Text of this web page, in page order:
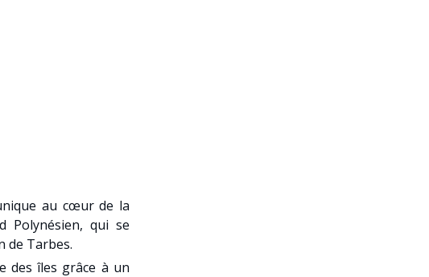
au cœur de la
Polynésien, qui se
de Tarbes.
des îles grâce à un